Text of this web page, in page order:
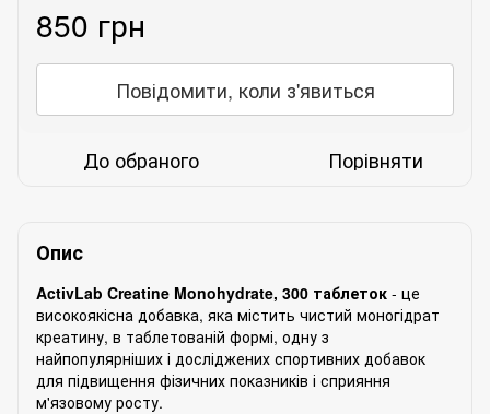
850 грн
Повідомити, коли з'явиться
До обраного Порівняти
Опис
ActivLab Creatine Monohydrate, 300 таблеток - це
високоякісна добавка, яка містить чистий моногідрат
креатину, в таблетованій формі, одну з
найпопулярніших і досліджених спортивних добавок
для підвищення фізичних показників і сприяння
м'язовому росту.